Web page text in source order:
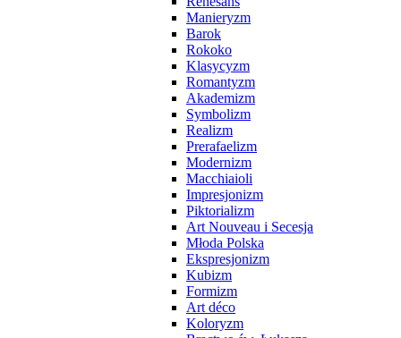
Manieryzm
Barok
Rokoko
Klasycyzm
Romantyzm
Akademizm
Symbolizm
Realizm
Prerafaelizm
Modernizm
Macchiaioli
Impresjonizm
Piktorializm
Art Nouveau i Secesja
Młoda Polska
Ekspresjonizm
Kubizm
Formizm
Art déco
Koloryzm